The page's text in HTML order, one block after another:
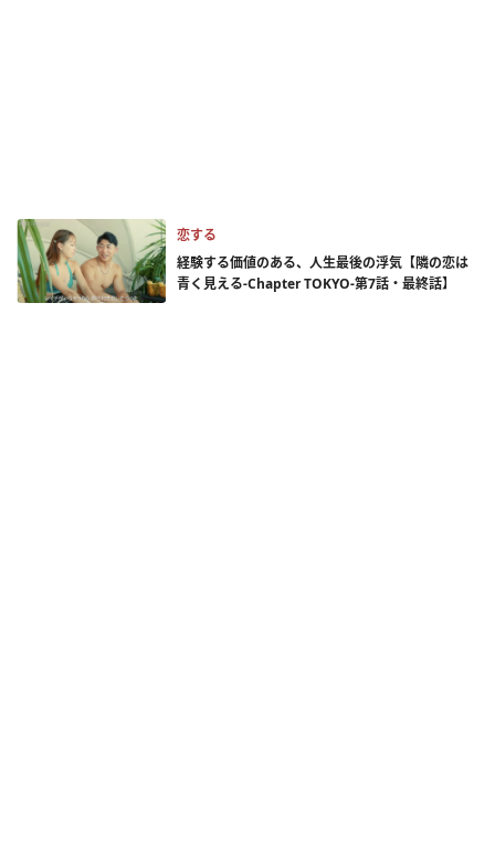
恋する
経験する価値のある、人生最後の浮気【隣の恋は
青く見える-Chapter TOKYO-第7話・最終話】